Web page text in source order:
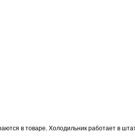
в товаре. Холодильник работает в